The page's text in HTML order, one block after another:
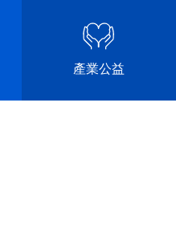
產業公益